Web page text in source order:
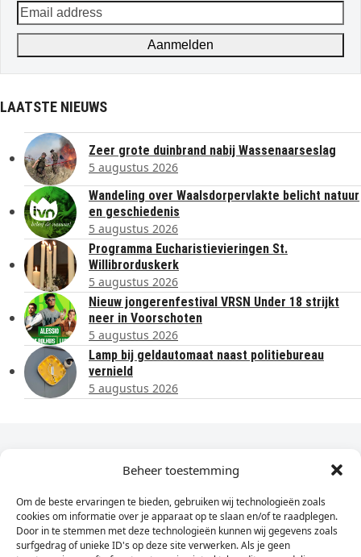
Beheer toestemming
Om de beste ervaringen te bieden, gebruiken wij technologieën zoals
cookies om informatie over je apparaat op te slaan en/of te raadplegen.
Door in te stemmen met deze technologieën kunnen wij gegevens zoals
surfgedrag of unieke ID's op deze site verwerken. Als je geen
Email
address
Aanmelden
LAATSTE NIEUWS
Zeer grote duinbrand nabij Wassenaarseslag
5 augustus 2026
Wandeling over Waalsdorpervlakte belicht natuur
en geschiedenis
5 augustus 2026
Programma Eucharistievieringen St.
Willibrorduskerk
5 augustus 2026
Nieuw jongerenfestival VRSN Under 18 strijkt
neer in Voorschoten
5 augustus 2026
Lamp bij geldautomaat naast politiebureau
vernield
5 augustus 2026
Dagelijks het laatste nieuws in je e-mail?
Vul
hier
je